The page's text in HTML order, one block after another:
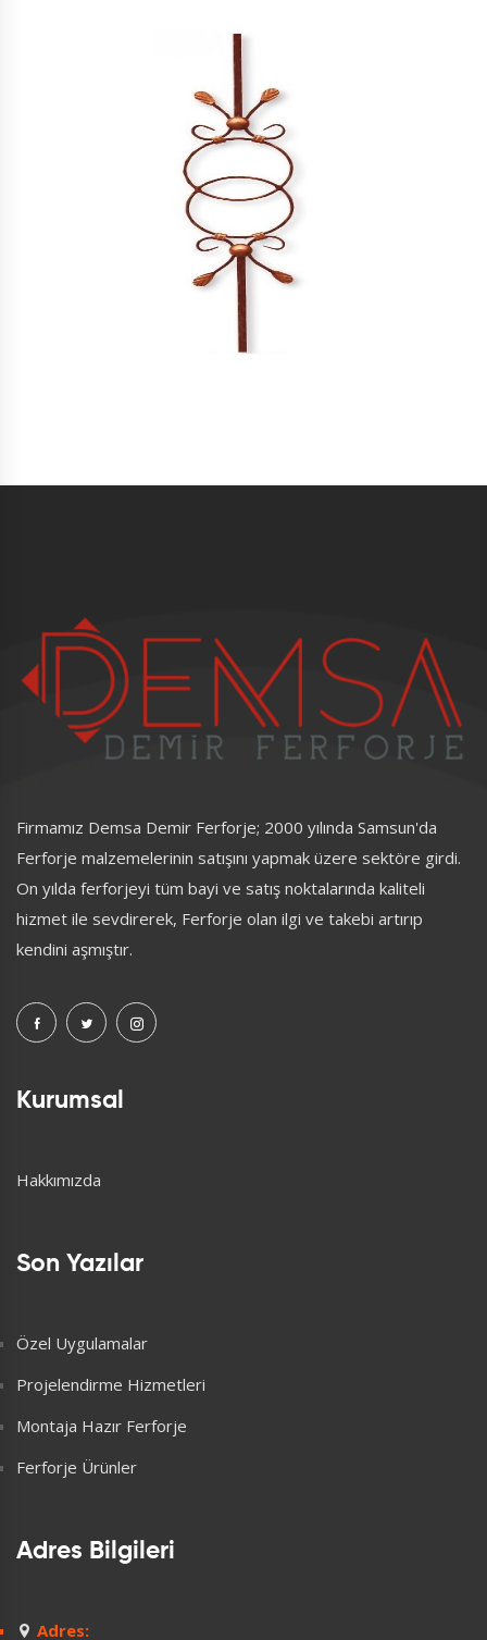
Firmamız Demsa Demir Ferforje; 2000 yılında Samsun'da
Ferforje malzemelerinin satışını yapmak üzere sektöre girdi.
On yılda ferforjeyi tüm bayi ve satış noktalarında kaliteli
hizmet ile sevdirerek, Ferforje olan ilgi ve takebi artırıp
kendini aşmıştır.
Kurumsal
Hakkımızda
Son Yazılar
Özel Uygulamalar
Projelendirme Hizmetleri
Montaja Hazır Ferforje
Ferforje Ürünler
Adres Bilgileri
Adres: